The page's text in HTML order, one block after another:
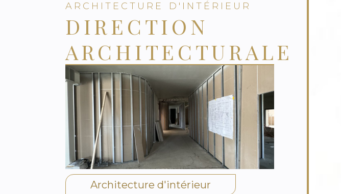
ARCHITECTURE D'INTÉRIEUR
DIRECTION
ARCHITECTURALE
Architecture d'intérieur